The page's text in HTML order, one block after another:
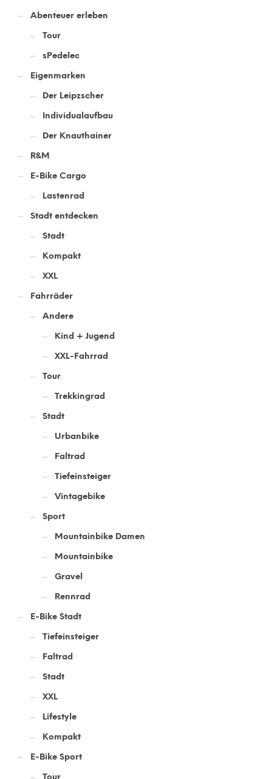
Abenteuer erleben
Tour
sPedelec
Eigenmarken
Der Leipzscher
Individualaufbau
Der Knauthainer
R&M
E-Bike Cargo
Lastenrad
Stadt entdecken
Stadt
Kompakt
XXL
Fahrräder
Andere
Kind + Jugend
XXL-Fahrrad
Tour
Trekkingrad
Stadt
Urbanbike
Faltrad
Tiefeinsteiger
Vintagebike
Sport
Mountainbike Damen
Mountainbike
Gravel
Rennrad
E-Bike Stadt
Tiefeinsteiger
Faltrad
Stadt
XXL
Lifestyle
Kompakt
E-Bike Sport
Tour